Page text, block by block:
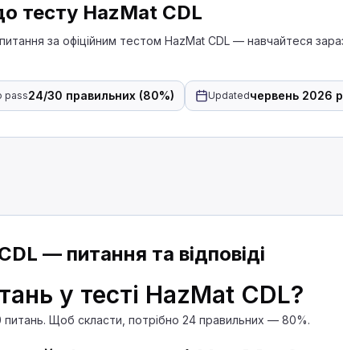
тесту HazMat CDL
за офіційним тестом HazMat CDL — навчайтеся
pass24/30 правильних (80%) Updatedчервень 2026
свій власний товар
упаковувати їх відповідно до нормативних
— питання та відповіді
у тесті HazMat CDL?
питань. Щоб скласти, потрібно 24 правильних — 80%.